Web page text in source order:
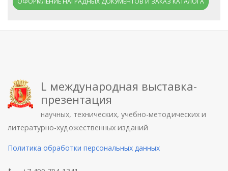
L международная выставка-
презентация
научных, технических, учебно-методических и
литературно-художественных изданий
Политика обработки персональных данных